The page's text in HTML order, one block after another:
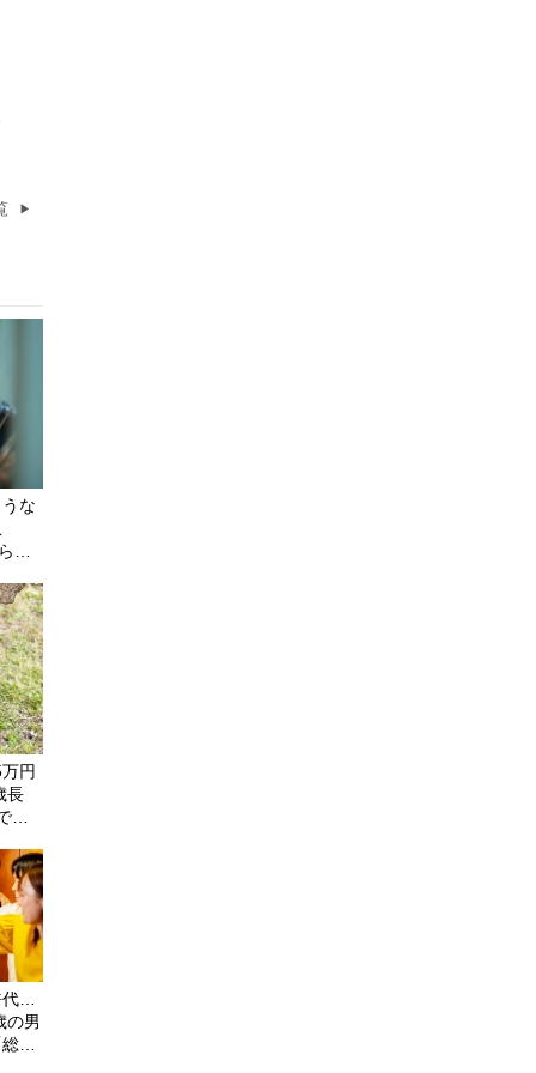
な
老
円
長
解
…
の男
額